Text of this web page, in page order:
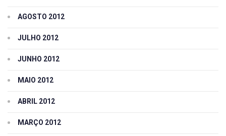
AGOSTO 2012
JULHO 2012
JUNHO 2012
MAIO 2012
ABRIL 2012
MARÇO 2012